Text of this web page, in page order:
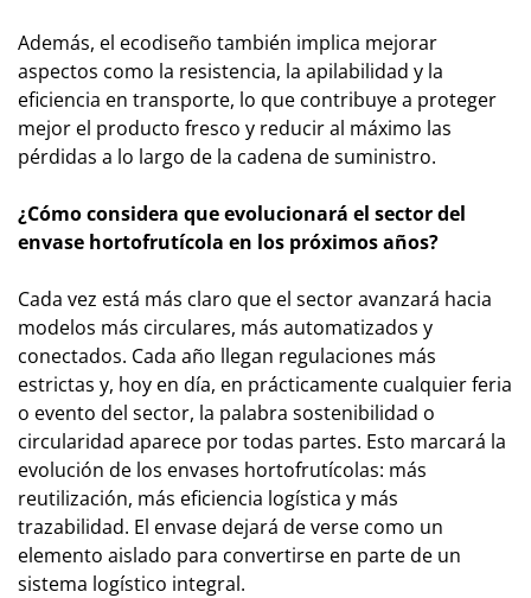
Además, el ecodiseño también implica mejorar
aspectos como la resistencia, la apilabilidad y la
eficiencia en transporte, lo que contribuye a proteger
mejor el producto fresco y reducir al máximo las
pérdidas a lo largo de la cadena de suministro.
¿Cómo considera que evolucionará el sector del
envase hortofrutícola en los próximos años?
Cada vez está más claro que el sector avanzará hacia
modelos más circulares, más automatizados y
conectados. Cada año llegan regulaciones más
estrictas y, hoy en día, en prácticamente cualquier feria
o evento del sector, la palabra sostenibilidad o
circularidad aparece por todas partes. Esto marcará la
evolución de los envases hortofrutícolas: más
reutilización, más eficiencia logística y más
trazabilidad. El envase dejará de verse como un
elemento aislado para convertirse en parte de un
sistema logístico integral.